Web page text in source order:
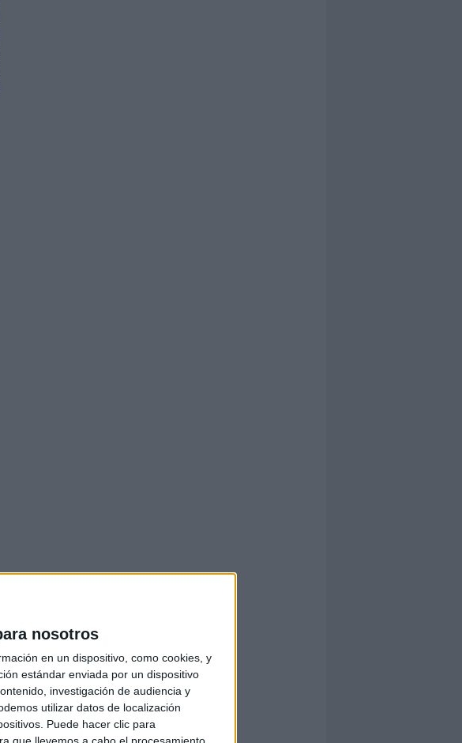
nosotros
en un dispositivo, como cookies, y
estándar enviada por un dispositivo
investigación de audiencia y
utilizar datos de localización
Puede hacer clic para
que llevemos a cabo el procesamiento